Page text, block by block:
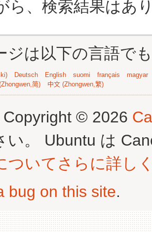
ら、検索結果はあ
ジは以下の言語で
Deutsch English suomi français
magyar
简) 中文 (Zhongwen,繁)
Copyright © 2026
い。 Ubuntu は
ついてさらに詳し
bug on this site.